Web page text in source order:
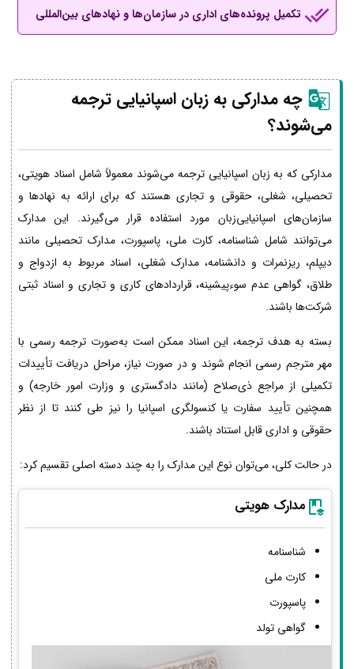
تکمیل پرونده‌های اداری در سازمان‌ها و نهادهای بین‌المللی
چه مدارکی به زبان اسپانیایی ترجمه
می‌شوند؟
مدارکی که به زبان اسپانیایی ترجمه می‌شوند معمولاً شامل اسناد هویتی،
تحصیلی، شغلی، حقوقی و تجاری هستند که برای ارائه به نهادها و
سازمان‌های اسپانیایی‌زبان مورد استفاده قرار می‌گیرند. این مدارک
می‌توانند شامل شناسنامه، کارت ملی، پاسپورت، مدارک تحصیلی مانند
دیپلم، ریزنمرات و دانشنامه، مدارک شغلی، اسناد مربوط به ازدواج و
طلاق، گواهی عدم سوءپیشینه، قراردادهای کاری و تجاری و اسناد ثبتی
شرکت‌ها باشند.
بسته به هدف ترجمه، این اسناد ممکن است به‌صورت ترجمه رسمی با
مهر مترجم رسمی انجام شوند و در صورت نیاز، مراحل دریافت تأییدات
تکمیلی از مراجع ذی‌صلاح (مانند دادگستری و وزارت امور خارجه) و
همچنین تأیید سفارت یا کنسولگری اسپانیا را نیز طی کنند تا از نظر
حقوقی و اداری قابل استناد باشند.
در حالت کلی، می‌توان نوع این مدارک را به چند دسته اصلی تقسیم کرد:
مدارک هویتی
شناسنامه
کارت ملی
پاسپورت
گواهی تولد